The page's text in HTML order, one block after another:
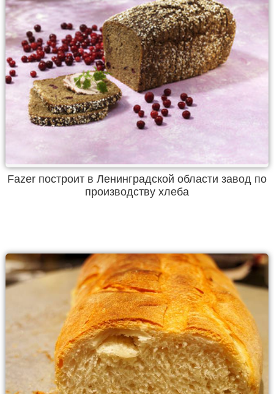
Fazer построит в Ленинградской области завод по
производству хлеба